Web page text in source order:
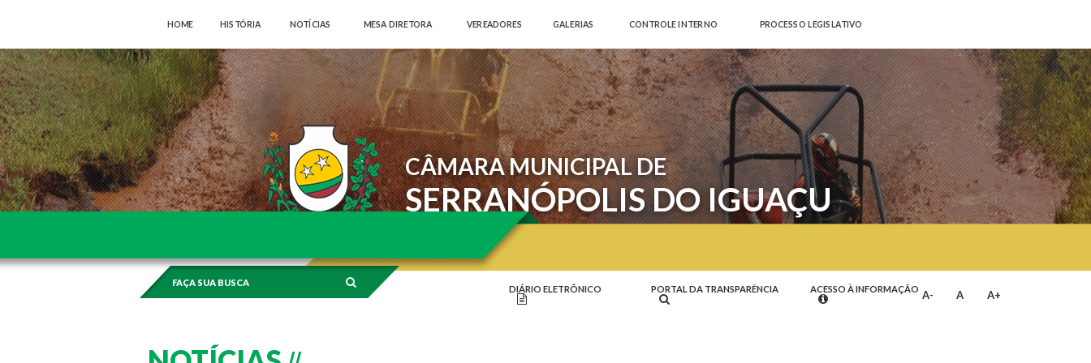
HOME HISTÓRIA NOTÍCIAS MESA DIRETORA VEREADORES GALERIAS CONTROLE INTERNO PROCESSO LEGISLATIVO
CONTATO
CÂMARA MUNICIPAL DE
SERRANÓPOLIS DO IGUAÇU
DIÁRIO ELETRÔNICO PORTAL DA TRANSPARÊNCIA ACESSO À INFORMAÇÃO A- A A+